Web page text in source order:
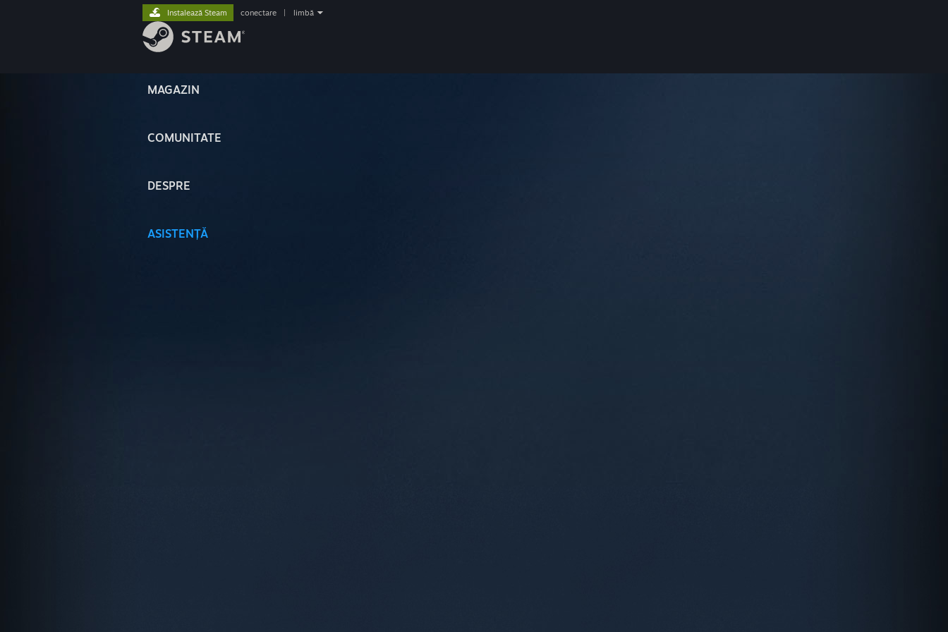
MAGAZIN
COMUNITATE
DESPRE
ASISTENȚĂ
Instalează Steam conectare limbă